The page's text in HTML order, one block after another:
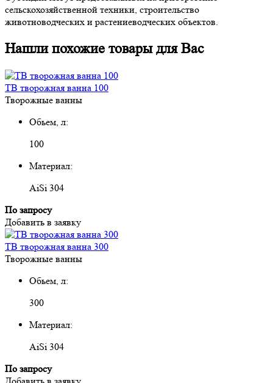
сельскохозяйственной техники, строительство
животноводческих и растениеводческих объектов.
Нашли похожие товары для Вас
ТВ творожная ванна 100
Творожные ванны
Обьем, л:
100
Материал:
AiSi 304
По запросу
Добавить в заявку
ТВ творожная ванна 300
Творожные ванны
Обьем, л:
300
Материал:
AiSi 304
По запросу